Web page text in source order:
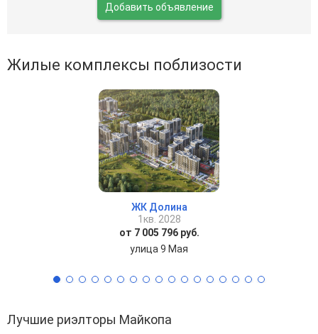
Добавить объявление
Жилые комплексы поблизости
ЖК Долина
1кв. 2028
от 7 005 796 руб.
улица 9 Мая
Лучшие риэлторы Майкопа